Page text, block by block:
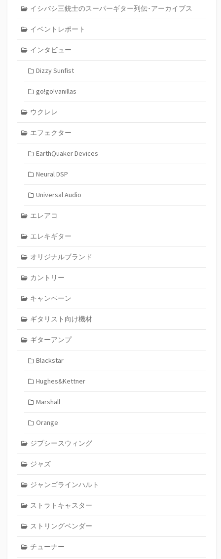
イシバシ三銃士のスーパーギター列伝･アーカイブス
イベントレポート
インタビュー
Dizzy Sunfist
go!go!vanillas
ウクレレ
エフェクター
EarthQuaker Devices
Neural DSP
Universal Audio
エレアコ
エレキギター
オリジナルブランド
カントリー
キャンペーン
ギタリスト向け機材
ギターアンプ
Blackstar
Hughes&Kettner
Marshall
Orange
ジプシースウィング
ジャズ
ジャンゴラインハルト
ストラトキャスター
ストリングベンダー
チューナー